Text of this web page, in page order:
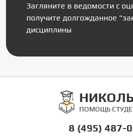
Загляните в ведомости с
получите долгожданное
дисциплины
ПОМОЩЬ
8 (495) 487-